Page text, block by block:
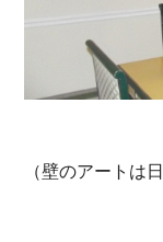
（壁のアートは